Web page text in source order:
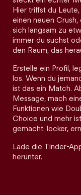
Hier triffst du
einen neuen
sich langsam zu
immer du suchst
den Raum, das
Erstelle ein Profil,
los. Wenn du
ist das ein Match.
Message, mach
Funktionen wie
Choice und mehr
gemacht: locker,
Lade die Tinder-
herunter.